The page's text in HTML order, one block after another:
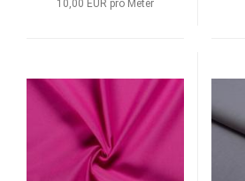
10,00 EUR pro Meter